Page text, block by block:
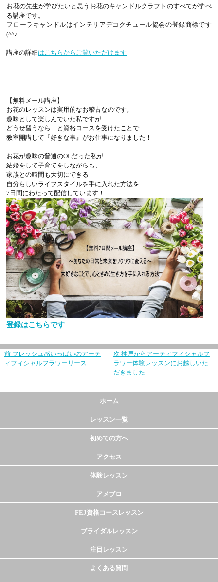
お花の先生が学びたいと思うお花のキャンドルクラフトのすべてが学べ
る講座です。
フローラキャンドルはインテリアデコクチュール協会の登録商標です
(^^♪
講座の詳細はこちらからご覧いただけます
【無料メール講座】
お花のレッスンは実用的なお稽古なのです。
趣味として楽しんでいた私ですが
どうせ習うなら…と資格コースを受けたことで
教室開講して『好きな事』がお仕事になりました！
お花が趣味の普通のOLだった私が
結婚をして子育てをしながらも、
家族との時間も大切にできる
自分らしいライフスタイルを手に入れた方法を
7日間にわたって配信しています！
登録はこちらです
前 フレッシュ感いっぱいのアーテ
ィフィシャルフラワーリース
次 神戸からアーティフィシャルフ
ラワー体験レッスンにお越しいた
だきました
ホーム
レッスン一覧
初めての方へ
アクセス
体験レッスン
アメブロ
FEJ資格コースレッスン
ブライダルレッスン
注目レッスン
よくある質問